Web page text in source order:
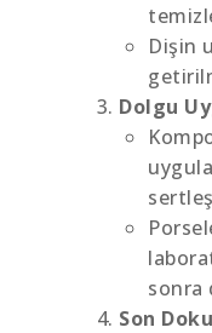
Dişin
Dolgu
sonra
Son